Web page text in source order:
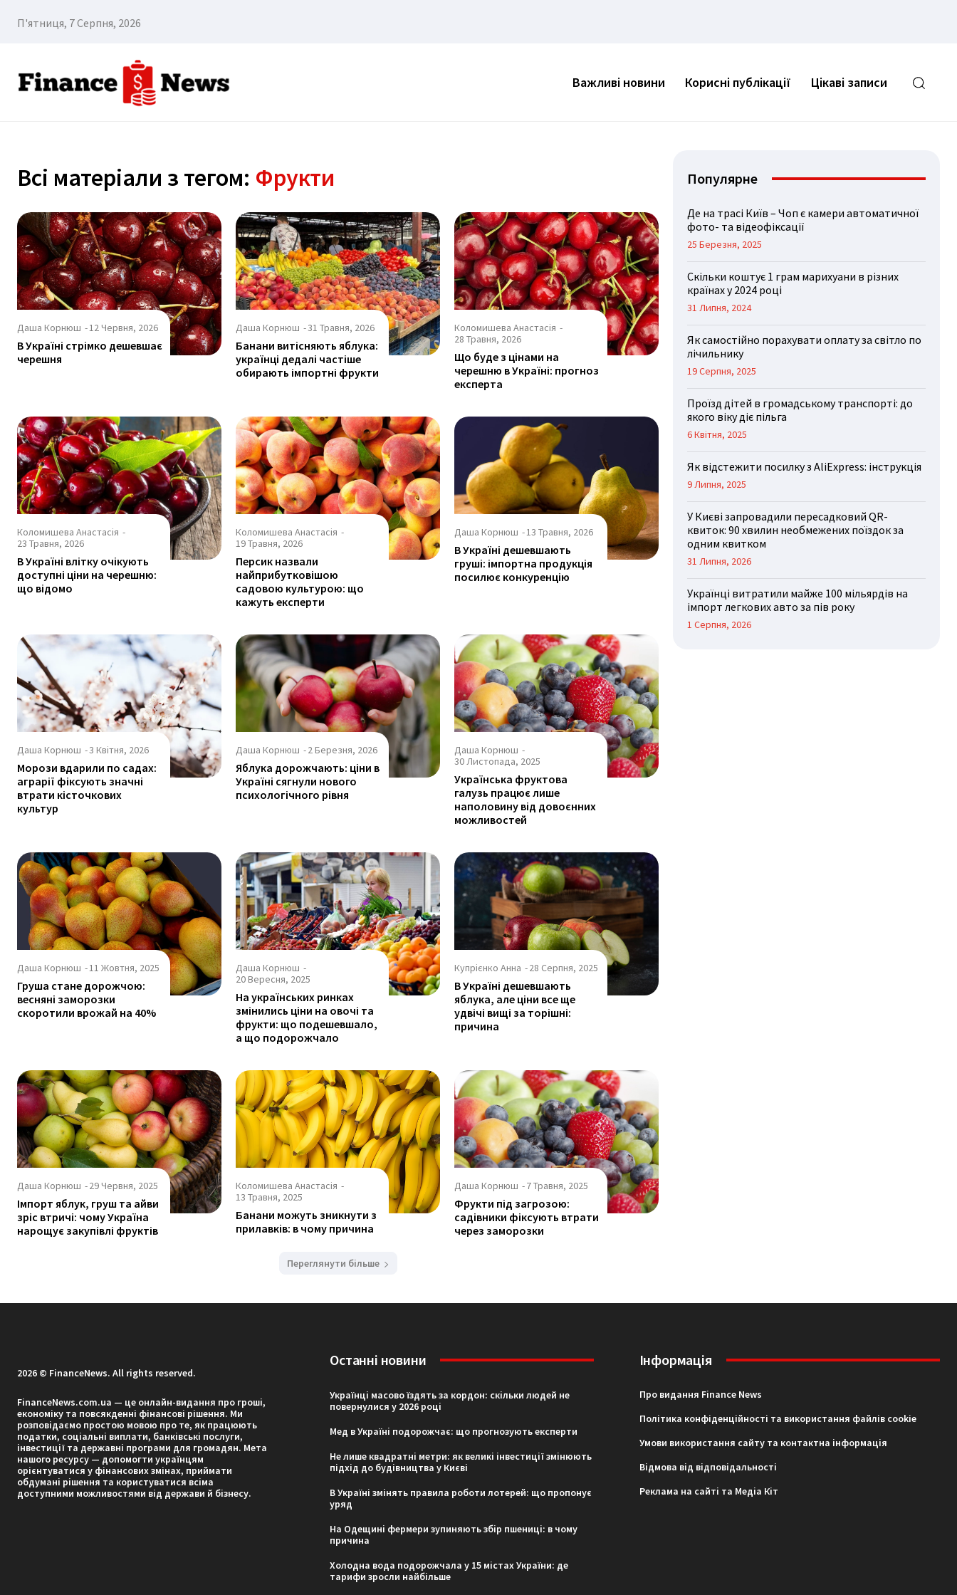
П'ятниця, 7 Серпня, 2026
Важливі новини Корисні публікації Цікаві записи
Всі матеріали з тегом: Фрукти
Даша Корнюш -12 Червня, 2026
В Україні стрімко дешевшає
черешня
Даша Корнюш -31 Травня, 2026
Банани витісняють яблука:
українці дедалі частіше
обирають імпортні фрукти
Коломишева Анастасія -
28 Травня, 2026
Що буде з цінами на
черешню в Україні: прогноз
експерта
Коломишева Анастасія -
23 Травня, 2026
В Україні влітку очікують
доступні ціни на черешню:
що відомо
Коломишева Анастасія -
19 Травня, 2026
Персик назвали
найприбутковішою
садовою культурою: що
кажуть експерти
Даша Корнюш -13 Травня, 2026
В Україні дешевшають
груші: імпортна продукція
посилює конкуренцію
Даша Корнюш -3 Квітня, 2026
Морози вдарили по садах:
аграрії фіксують значні
втрати кісточкових
культур
Даша Корнюш -2 Березня, 2026
Яблука дорожчають: ціни в
Україні сягнули нового
психологічного рівня
Даша Корнюш -
30 Листопада, 2025
Українська фруктова
галузь працює лише
наполовину від довоєнних
можливостей
Даша Корнюш -11 Жовтня, 2025
Груша стане дорожчою:
весняні заморозки
скоротили врожай на 40%
Даша Корнюш -
20 Вересня, 2025
На українських ринках
змінились ціни на овочі та
фрукти: що подешевшало,
а що подорожчало
Купрієнко Анна -28 Серпня, 2025
В Україні дешевшають
яблука, але ціни все ще
удвічі вищі за торішні:
причина
Даша Корнюш -29 Червня, 2025
Імпорт яблук, груш та айви
зріс втричі: чому Україна
нарощує закупівлі фруктів
Коломишева Анастасія -
13 Травня, 2025
Банани можуть зникнути з
прилавків: в чому причина
Даша Корнюш -7 Травня, 2025
Фрукти під загрозою:
садівники фіксують втрати
через заморозки
Переглянути більше
Популярне
Де на трасі Київ – Чоп є камери автоматичної
фото- та відеофіксації
25 Березня, 2025
Скільки коштує 1 грам марихуани в різних
країнах у 2024 році
31 Липня, 2024
Як самостійно порахувати оплату за світло по
лічильнику
19 Серпня, 2025
Проїзд дітей в громадському транспорті: до
якого віку діє пільга
6 Квітня, 2025
Як відстежити посилку з AliExpress: інструкція
9 Липня, 2025
У Києві запровадили пересадковий QR-
квиток: 90 хвилин необмежених поїздок за
одним квитком
31 Липня, 2026
Українці витратили майже 100 мільярдів на
імпорт легкових авто за пів року
1 Серпня, 2026
2026 © FinanceNews. All rights reserved.
FinanceNews.com.ua — це онлайн-видання про гроші,
економіку та повсякденні фінансові рішення. Ми
розповідаємо простою мовою про те, як працюють
податки, соціальні виплати, банківські послуги,
інвестиції та державні програми для громадян. Мета
нашого ресурсу — допомогти українцям
орієнтуватися у фінансових змінах, приймати
обдумані рішення та користуватися всіма
доступними можливостями від держави й бізнесу.
Останні новини
Українці масово їздять за кордон: скільки людей не
повернулися у 2026 році
Мед в Україні подорожчає: що прогнозують експерти
Не лише квадратні метри: як великі інвестиції змінюють
підхід до будівництва у Києві
В Україні змінять правила роботи лотерей: що пропонує
уряд
На Одещині фермери зупиняють збір пшениці: в чому
причина
Холодна вода подорожчала у 15 містах України: де
тарифи зросли найбільше
Інформація
Про видання Finance News
Політика конфіденційності та використання файлів cookie
Умови використання сайту та контактна інформація
Відмова від відповідальності
Реклама на сайті та Медіа Кіт